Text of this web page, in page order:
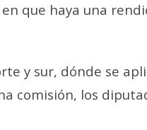
que haya una
y sur, dónde se
comisión, los